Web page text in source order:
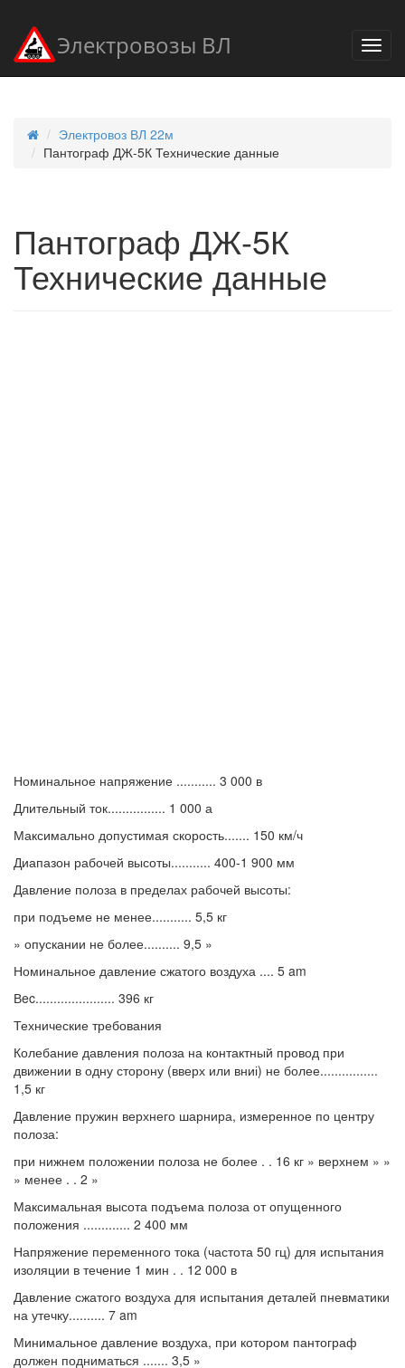
Электровозы ВЛ
Электровоз ВЛ 22м
Пантограф ДЖ-5К Технические данные
Пантограф ДЖ-5К
Технические данные
Номинальное напряжение ........... 3 000 в
Длительный ток................ 1 000 а
Максимально допустимая скорость....... 150 км/ч
Диапазон рабочей высоты........... 400-1 900 мм
Давление полоза в пределах рабочей высоты:
при подъеме не менее........... 5,5 кг
» опускании не более.......... 9,5 »
Номинальное давление сжатого воздуха .... 5 am
Вec...................... 396 кг
Технические требования
Колебание давления полоза на контактный провод при
движении в одну сторону (вверх или вниі) не более................
1,5 кг
Давление пружин верхнего шарнира, измеренное по центру
полоза:
при нижнем положении полоза не более . . 16 кг » верхнем » »
» менее . . 2 »
Максимальная высота подъема полоза от опущенного
положения ............. 2 400 мм
Напряжение переменного тока (частота 50 гц) для испытания
изоляции в течение 1 мин . . 12 000 в
Давление сжатого воздуха для испытания деталей пневматики
на утечку.......... 7 am
Минимальное давление воздуха, при котором пантограф
должен подниматься ....... 3,5 »